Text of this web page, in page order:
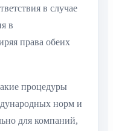
в случае
в
права обеих
процедуры
норм и
для компаний,